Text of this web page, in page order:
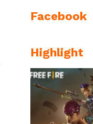
Facebook
Highlight